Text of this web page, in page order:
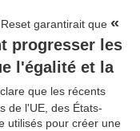
garantirait que «
progresser les
l'égalité et la
que les récents
de l'UE, des États-
utilisés pour créer une